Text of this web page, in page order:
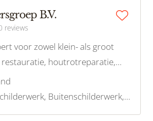
B.V.
reviews
voor zowel klein- als groot
restauratie, houtrotreparatie,
en beglazing. Met één
en één vast
Binnenschilderwerk, Buitenschilderwerk, Houtrotreparatie